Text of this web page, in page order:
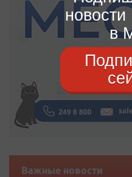
Важные новости
в